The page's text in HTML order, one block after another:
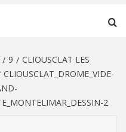
9
CLIOUSCLAT LES
CLIOUSCLAT_DROME_VIDE-
2